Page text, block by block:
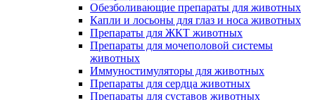
Обезболивающие препараты для животных
Капли и лосьоны для глаз и носа животных
Препараты для ЖКТ животных
Препараты для мочеполовой системы
животных
Иммуностимуляторы для животных
Препараты для сердца животных
Препараты для суставов животных